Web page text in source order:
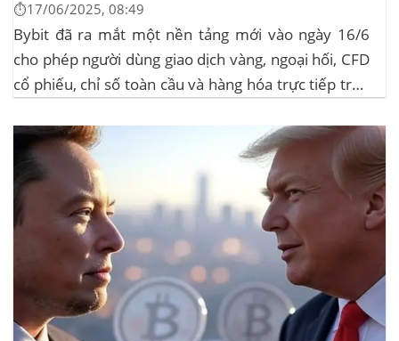
⏱️17/06/2025, 08:49
Bybit đã ra mắt một nền tảng mới vào ngày 16/6
cho phép người dùng giao dịch vàng, ngoại hối, CFD
cổ phiếu, chỉ số toàn cầu và hàng hóa trực tiếp trên
giao dịch tiền mã hóa...